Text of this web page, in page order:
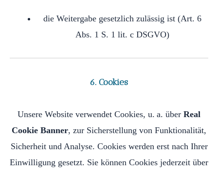
die Weitergabe gesetzlich zulässig ist (Art. 6
Abs. 1 S. 1 lit. c DSGVO)
6. Cookies
Unsere Website verwendet Cookies, u. a. über Real
Cookie Banner, zur Sicherstellung von Funktionalität,
Sicherheit und Analyse. Cookies werden erst nach Ihrer
Einwilligung gesetzt. Sie können Cookies jederzeit über